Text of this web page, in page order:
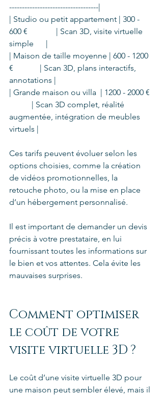
-----------------------------------|
| Studio ou petit appartement | 300 -
600 €              | Scan 3D, visite virtuelle
simple      |
| Maison de taille moyenne | 600 - 1200
€             | Scan 3D, plans interactifs,
annotations |
| Grande maison ou villa  | 1200 - 2000 €
           | Scan 3D complet, réalité
augmentée, intégration de meubles
virtuels |
Ces tarifs peuvent évoluer selon les
options choisies, comme la création
de vidéos promotionnelles, la
retouche photo, ou la mise en place
d’un hébergement personnalisé.
Il est important de demander un devis
précis à votre prestataire, en lui
fournissant toutes les informations sur
le bien et vos attentes. Cela évite les
mauvaises surprises.
Comment optimiser
le coût de votre
visite virtuelle 3D ?
Le coût d’une visite virtuelle 3D pour
une maison peut sembler élevé, mais il